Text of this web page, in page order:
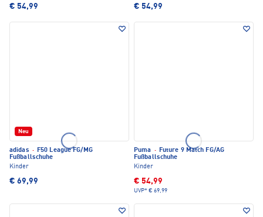
€ 54,99 € 54,99
Neu
adidas · F50 League FG/MG
Fußballschuhe
Kinder
€ 69,99
Puma · Future 9 Match FG/AG
Fußballschuhe
Kinder
€ 54,99
UVP* € 69,99